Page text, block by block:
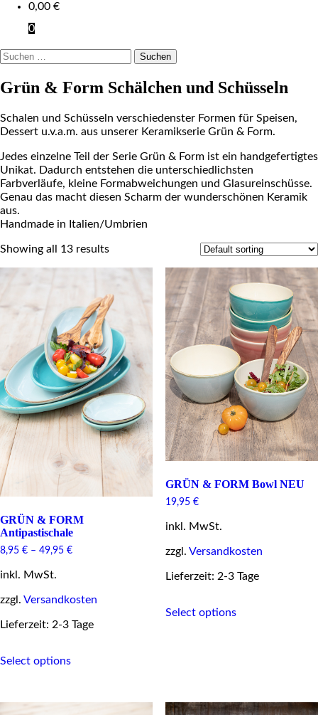
0,00 €
0
Suchen
Grün & Form Schälchen und Schüsseln
Schalen und Schüsseln verschiedenster Formen für Speisen,
Dessert u.v.a.m. aus unserer Keramikserie Grün & Form.
Jedes einzelne Teil der Serie Grün & Form ist ein handgefertigtes
Unikat. Dadurch entstehen die unterschiedlichsten
Farbverläufe, kleine Formabweichungen und Glasureinschüsse.
Genau das macht diesen Scharm der wunderschönen Keramik
aus.
Handmade in Italien/Umbrien
Showing all 13 results
GRÜN & FORM
Antipastischale
8,95 € – 49,95 €
inkl. MwSt.
zzgl. Versandkosten
Lieferzeit: 2-3 Tage
Select optionsproduct
variants.
GRÜN & FORM Bowl NEU
19,95 €
inkl. MwSt.
zzgl. Versandkosten
Lieferzeit: 2-3 Tage
Select optionsproduct
be